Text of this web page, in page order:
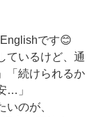
です😊
ているけど、通
「続けられるか
…」
いのが、